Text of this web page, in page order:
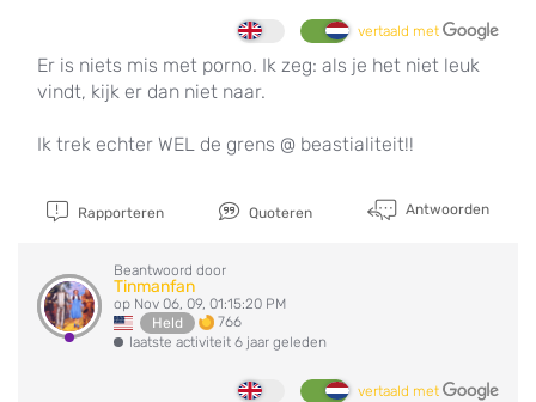
vertaald met
Er is niets mis met porno. Ik zeg: als je het niet leuk
vindt, kijk er dan niet naar.
Ik trek echter WEL de grens @ beastialiteit!!
Rapporteren Quoteren Antwoorden
Beantwoord door
Tinmanfan
op Nov 06, 09, 01:15:20 PM
Held
766
laatste activiteit 6 jaar geleden
vertaald met